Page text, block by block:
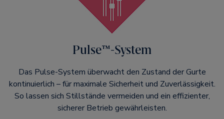
Pulse™-System
Das Pulse-System überwacht den Zustand der Gurte
kontinuierlich – für maximale Sicherheit und Zuverlässigkeit.
So lassen sich Stillstände vermeiden und ein effizienter,
sicherer Betrieb gewährleisten.